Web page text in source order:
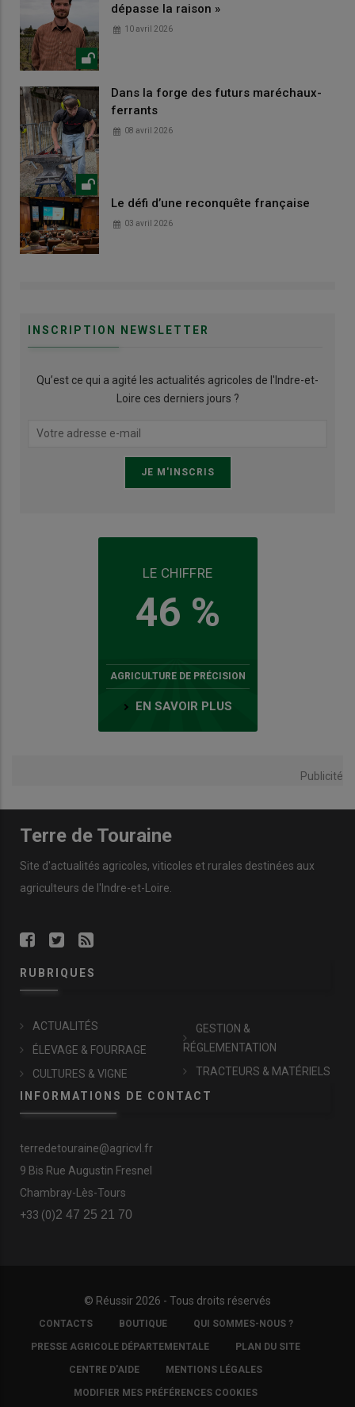
dépasse la raison »
10 avril 2026
Dans la forge des futurs maréchaux-
ferrants
08 avril 2026
Le défi d’une reconquête française
03 avril 2026
INSCRIPTION NEWSLETTER
Qu’est ce qui a agité les actualités agricoles de l'Indre-et-
Loire ces derniers jours ?
LE CHIFFRE
46 %
AGRICULTURE DE PRÉCISION
EN SAVOIR PLUS
Publicité
Terre de Touraine
Site d'actualités agricoles, viticoles et rurales destinées aux
agriculteurs de l'Indre-et-Loire.
RUBRIQUES
ACTUALITÉS
ÉLEVAGE & FOURRAGE
CULTURES & VIGNE
GESTION &
RÉGLEMENTATION
TRACTEURS & MATÉRIELS
INFORMATIONS DE CONTACT
terredetouraine@agricvl.fr
9 Bis Rue Augustin Fresnel
Chambray-Lès-Tours
+33 (0)2 47 25 21 70
© Réussir 2026 - Tous droits réservés
FOOTER
COPYRIGHT
CONTACTS BOUTIQUE QUI SOMMES-NOUS ?
PRESSE AGRICOLE DÉPARTEMENTALE PLAN DU SITE
CENTRE D'AIDE MENTIONS LÉGALES
MODIFIER MES PRÉFÉRENCES COOKIES